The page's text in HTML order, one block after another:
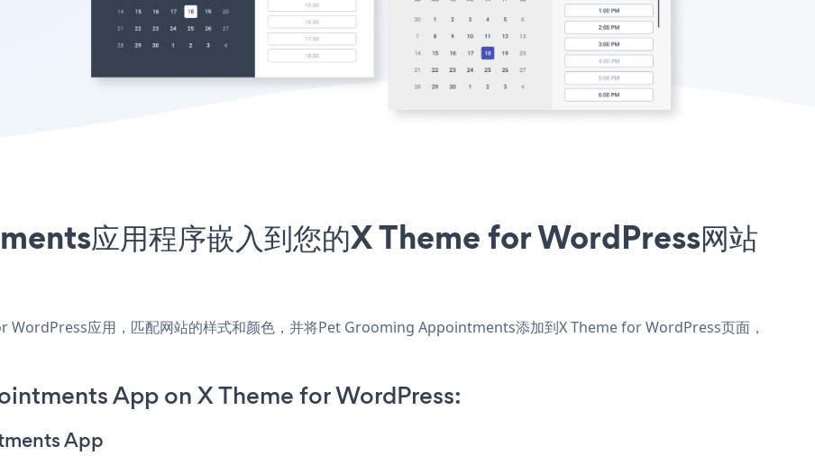
应用程序嵌入到您的X Theme for WordPress网站
应用，匹配网站的样式和颜色，并将Pet Grooming Appointments添加到X Theme for WordPress页面，
App on X Theme for WordPress:
App